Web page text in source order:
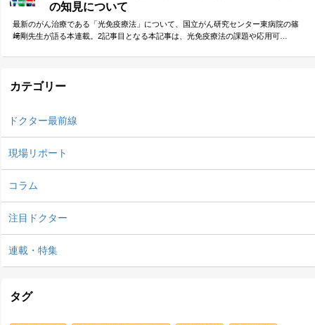
の知見について
最新のがん治療である「光免疫療法」について、国立がん研究センター東病院の篠
﨑剛先生が語る本連載。2記事目となる本記事は、光免疫療法の課題や応用可…
カテゴリー
ドクター最前線
現場リポート
コラム
注目ドクター
連載・特集
タグ